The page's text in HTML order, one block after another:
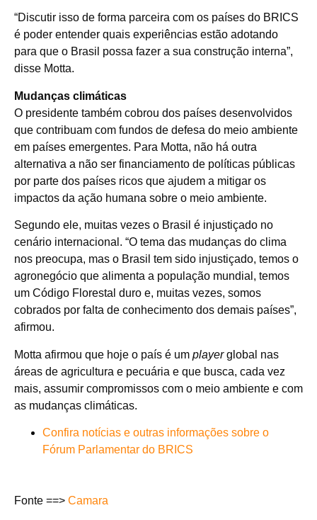
“Discutir isso de forma parceira com os países do BRICS
é poder entender quais experiências estão adotando
para que o Brasil possa fazer a sua construção interna”,
disse Motta.
Mudanças climáticas
O presidente também cobrou dos países desenvolvidos
que contribuam com fundos de defesa do meio ambiente
em países emergentes. Para Motta, não há outra
alternativa a não ser financiamento de políticas públicas
por parte dos países ricos que ajudem a mitigar os
impactos da ação humana sobre o meio ambiente.
Segundo ele, muitas vezes o Brasil é injustiçado no
cenário internacional. “O tema das mudanças do clima
nos preocupa, mas o Brasil tem sido injustiçado, temos o
agronegócio que alimenta a população mundial, temos
um Código Florestal duro e, muitas vezes, somos
cobrados por falta de conhecimento dos demais países”,
afirmou.
Motta afirmou que hoje o país é um playerglobal nas
áreas de agricultura e pecuária e que busca, cada vez
mais, assumir compromissos com o meio ambiente e com
as mudanças climáticas.
Confira notícias e outras informações sobre o
Fórum Parlamentar do BRICS
Fonte ==> Camara